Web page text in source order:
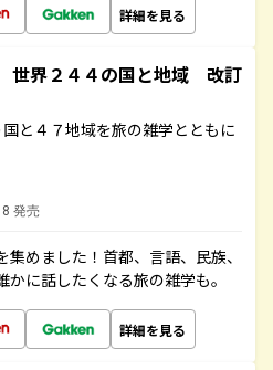
詳細を見る
界２４４の国と地域 改訂
国と４７地域を旅の雑学とともに
発売
めました！首都、言語、民族、
に話したくなる旅の雑学も。
詳細を見る